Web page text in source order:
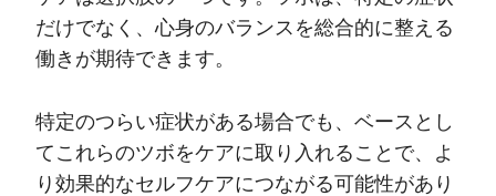
だけでなく、心身のバランスを総合的に整える
働きが期待できます。
特定のつらい症状がある場合でも、ベースとし
てこれらのツボをケアに取り入れることで、よ
り効果的なセルフケアにつながる可能性があり